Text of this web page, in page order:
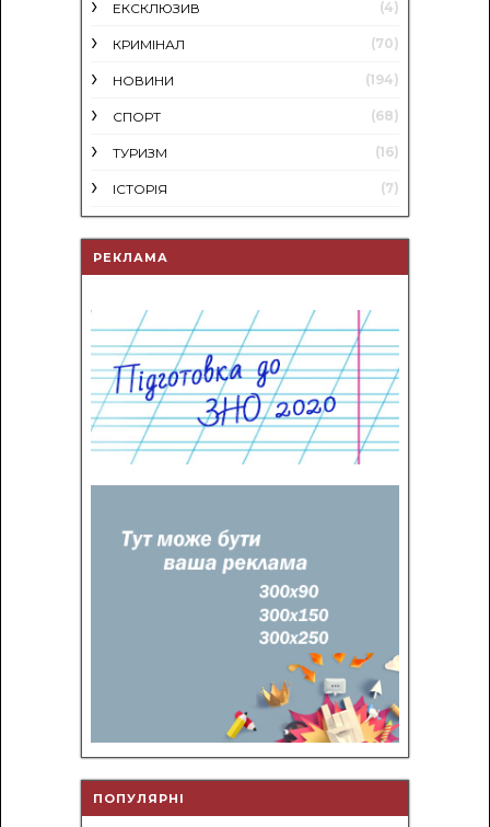
ЕКСКЛЮЗИВ (4)
КРИМІНАЛ (70)
НОВИНИ (194)
СПОРТ (68)
ТУРИЗМ (16)
ІСТОРІЯ (7)
РЕКЛАМА
ПОПУЛЯРНІ